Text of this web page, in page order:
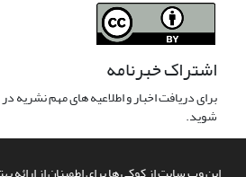
اشتراک خبرنامه
برای دریافت اخبار و اطلاعیه های مهم نشریه
شوید.